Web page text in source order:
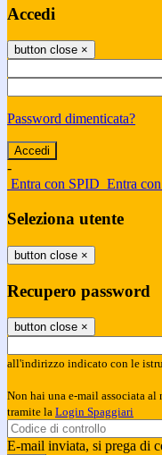
Accedi
button close ×
Password dimenticata?
-
Entra con SPID Entra
Seleziona utente
button close ×
Recupero password
button close ×
all'indirizzo indicato con le
Non hai una e-mail associata
tramite la Login Spaggiari
E-mail inviata, si prega di